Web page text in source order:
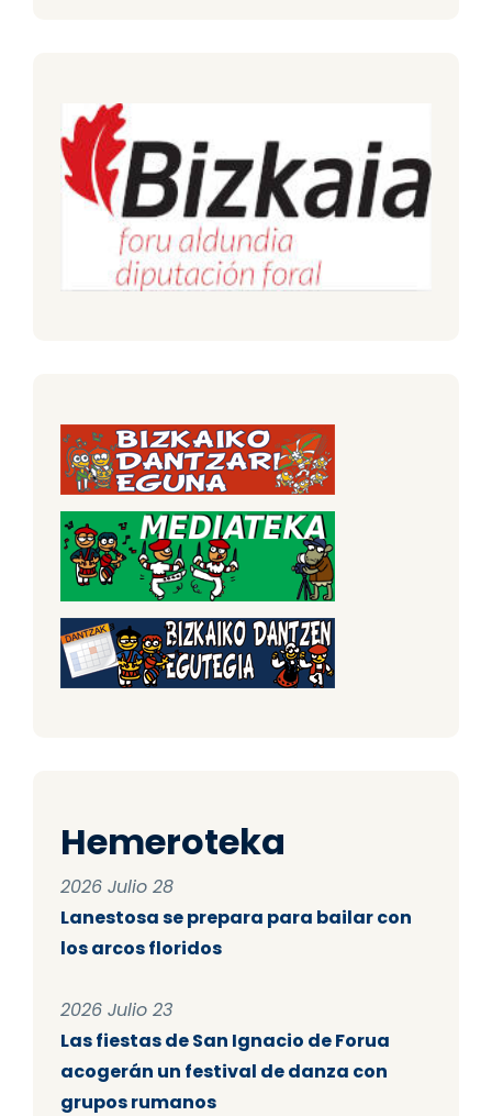
Hemeroteka
2026 Julio 28
Lanestosa se prepara para bailar con
los arcos floridos
2026 Julio 23
Las fiestas de San Ignacio de Forua
acogerán un festival de danza con
grupos rumanos